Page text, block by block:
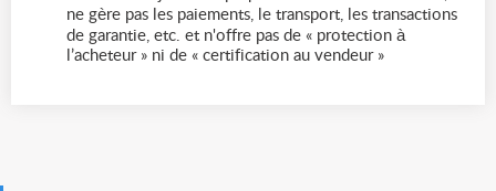
ne gère pas les paiements, le transport, les transactions
de garantie, etc. et n'offre pas de « protection à
l’acheteur » ni de « certification au vendeur »